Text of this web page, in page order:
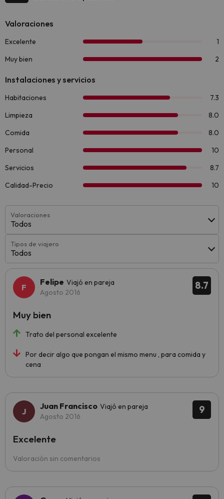
Valoraciones
Todos
Tipos de viajero
Todos
8.7
Felipe Viajó en pareja
Agosto 2016
Trato del personal excelente
Por decir algo que pongan el mismo menu , para comida y
cena
Muy bien
9
Juan Francisco Viajó en pareja
Agosto 2016
Valoración sin comentarios
Excelente